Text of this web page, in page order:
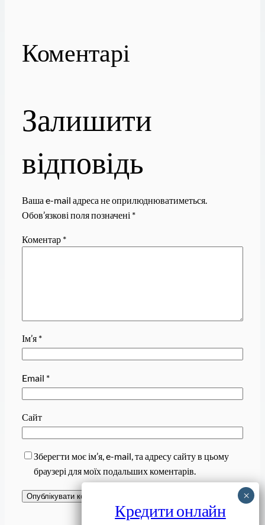
Коментарі
Залишити
відповідь
Ваша e-mail адреса не оприлюднюватиметься.
Обов’язкові поля позначені *
Коментар *
Ім’я *
Email *
Сайт
Зберегти моє ім’я, e-mail, та адресу сайту в цьому
браузері для моїх подальших коментарів.
Кредити онлайн